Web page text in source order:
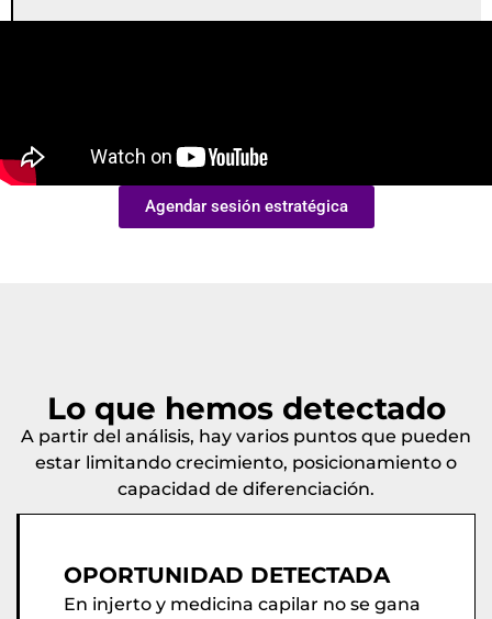
Agendar sesión estratégica
Lo que hemos detectado
A partir del análisis, hay varios puntos que pueden
estar limitando crecimiento, posicionamiento o
capacidad de diferenciación.
OPORTUNIDAD DETECTADA
En injerto y medicina capilar no se gana